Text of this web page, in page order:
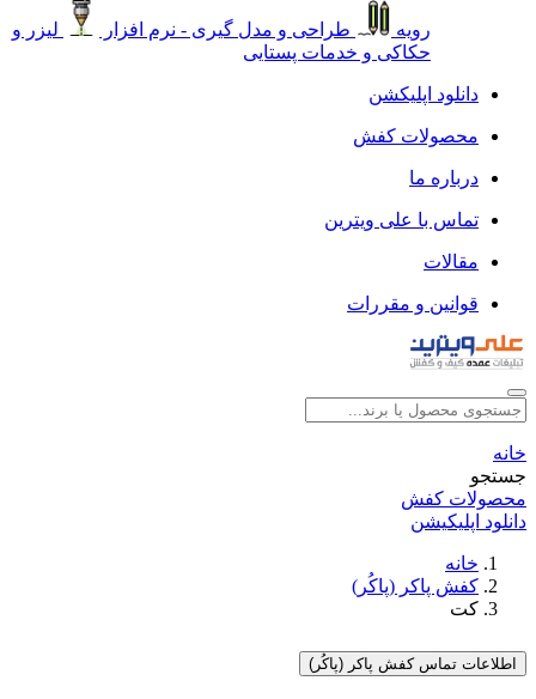
رویه
طراحی و مدل گیری - نرم افزار
لیزر و
حکاکی و خدمات پستایی
دانلود اپلیکشن
محصولات کفش
درباره ما
تماس با علی ویترین
مقالات
قوانین و مقررات
خانه
جستجو
محصولات کفش
دانلود اپلیکیشن
خانه
کفش پاکر (پاکُر)
کت
اطلاعات تماس کفش پاکر (پاکُر)